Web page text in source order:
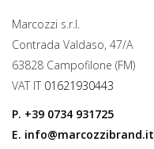
Marcozzi s.r.l.
Contrada Valdaso, 47/A
63828 Campofilone (FM)
VAT IT 01621930443
P. +39 0734 931725
E. info@marcozzibrand.it